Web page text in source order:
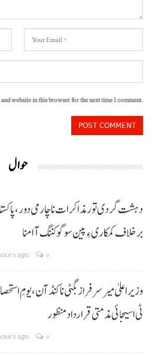
and website in this browser for the next time I comment.
حوال
دہشت گردی تور مذاکرات نا چارمی
برخلاف کمکاری ءِ پین سوگو کننگ آ امنا
ago 0
وزیراعلیٰ میر سرفراز بگٹی نا کنڈ آن،یومِ
ٹی اسیجائی مذمتی قرارداد منظور
ago 0